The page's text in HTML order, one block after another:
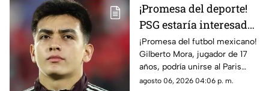
¡Promesa del deporte!
PSG estaría interesado
en Gilberto Mora meses
antes de cumplir 18
años
¡Promesa del futbol mexicano!
Gilberto Mora, jugador de 17
años, podría unirse al Paris
Saint-Germain. Conoce los
agosto 06, 2026 04:06 p. m.